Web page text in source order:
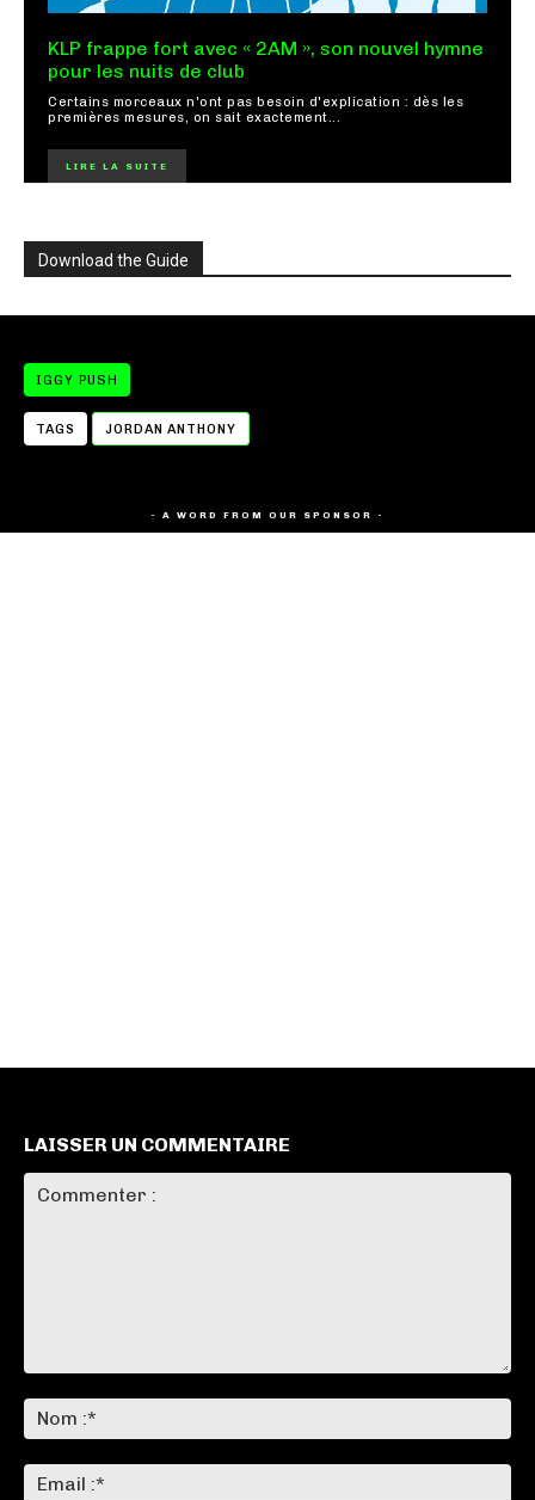
KLP frappe fort avec « 2AM », son nouvel hymne
pour les nuits de club
Certains morceaux n'ont pas besoin d'explication : dès les
premières mesures, on sait exactement...
LIRE LA SUITE
Download the Guide
IGGY PUSH
TAGS JORDAN ANTHONY
- A WORD FROM OUR SPONSOR -
LAISSER UN COMMENTAIRE
:*